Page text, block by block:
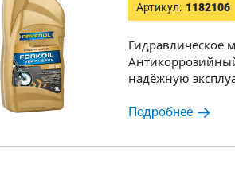
Артикул: 1182106
Гидравлическое
надёжную
Подробнее